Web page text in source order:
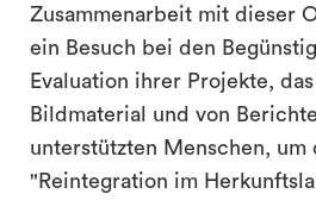
Zusammenarbeit mit dieser
ein Besuch bei den
Evaluation ihrer Projekte,
Bildmaterial und von
unterstützten Menschen, um
"Reintegration im